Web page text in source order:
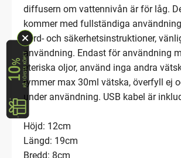
diffusern om vattennivån är för låg.
kommer med fullständiga
vård- och säkerhetsinstruktioner,
användning. Endast för användning
eteriska oljor, använd inga andra
rymmer max 30ml vätska, överfyll ej
under användning. USB kabel är
Höjd: 12cm
Längd: 19cm
Bredd: 8cm